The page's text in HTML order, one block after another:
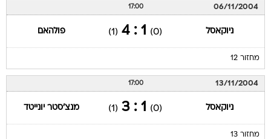
06/11/2004
17:00
ניוקאסל (0)
1 : 4
(1) פולהאם
מחזור 12
13/11/2004
17:00
ניוקאסל (0)
1 : 3
(1) מנצ'סטר יונייטד
מחזור 13